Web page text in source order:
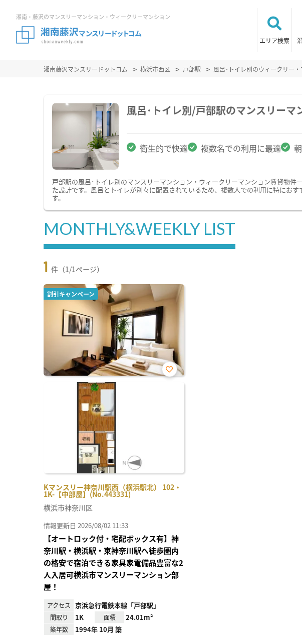
湘南・藤沢のマンスリーマンション・ウィークリーマンション
エリア検索
湘南藤沢マンスリードットコム 横浜市西区 戸部駅 風呂･トイレ別のウィークリー
風呂･トイレ別/戸部駅のマンスリー
衛生的で快適 複数名での利用に最適
戸部駅の風呂･トイレ別のマンスリーマンション・ウィークリーマンション賃貸物
た設計です。風呂とトイレが別々に配置されているため、複数人での利用に特にお
す。
MONTHLY&WEEKLY LIST
1 件（1/1ページ）
割引キャンペーン
Kマンスリー神奈川駅西（横浜駅北） 102・
1K-【中部屋】(No.443331)
お気
横浜市神奈川区
情報更新日 2026/08/02 11:33
【オートロック付・宅配ボックス有】神
奈川駅・横浜駅・東神奈川駅へ徒歩圏内
の格安で宿泊できる家具家電備品豊富な2
人入居可横浜市マンスリーマンション部
屋！
アクセス 京浜急行電鉄本線「戸部駅」
間取り 1K 面積 24.01m²
築年数 1994年 10月 築